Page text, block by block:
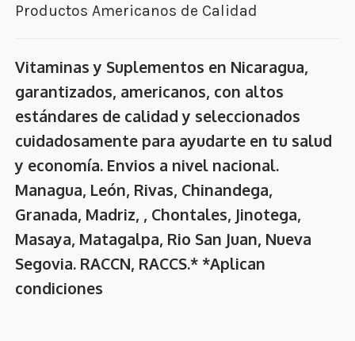
Productos Americanos de Calidad
Vitaminas y Suplementos en Nicaragua,
garantizados, americanos, con altos
estándares de calidad y seleccionados
cuidadosamente para ayudarte en tu salud
y economía. Envios a nivel nacional.
Managua, León, Rivas, Chinandega,
Granada, Madriz, , Chontales, Jinotega,
Masaya, Matagalpa, Rio San Juan, Nueva
Segovia. RACCN, RACCS.* *Aplican
condiciones